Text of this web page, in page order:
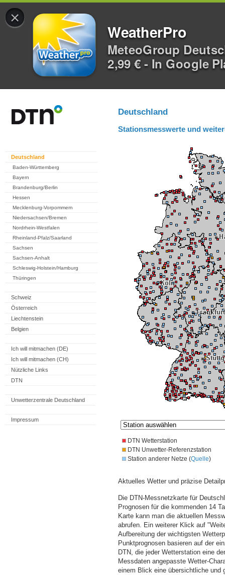
×
WeatherPro
MeteoGroup
2,99 € - In Google
Deutschland
Baden-Württemberg
Bayern
Brandenburg/Berlin
Hessen
Mecklenburg-Vorpommern
Niedersachsen/Bremen
Nordrhein-Westfalen
Rheinland-Pfalz/Saarland
Sachsen
Sachsen-Anhalt
Schleswig-Holstein/Hamburg
Thüringen
Schweiz
Österreich
Liechtenstein
Belgien
Ich will mitmachen (DE)
Ich will mitmachen (CH)
Nützliche Links
DTN
Unwetterzentrale Deutschland
Impressum
Deutschland
Stationsmesswerte und
DTN Wetterstation
DTN Unwetter-Referenzstation
Station anderer Netze (Quelle)
Aktuelles Wetter und präzise
Die DTN-Messnetzkarte für
Prognosen für die kommenden 14
Karte kann man die aktuellen
abrufen. Ein weiterer Klick auf
Aufbereitung der wichtigsten
Punktprognosen basieren auf der
DTN, die jeder Wetterstation eine
Messdaten angepasste Wetter-
einem Blick eine übersichtliche und